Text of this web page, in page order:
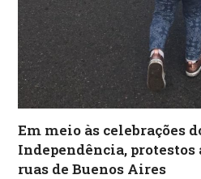
Em meio às celebrações
Independência, protestos
ruas de Buenos Aires